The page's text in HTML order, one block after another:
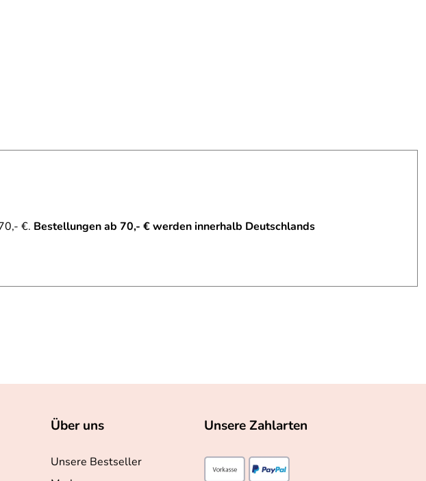
€. Bestellungen ab 70,- € werden innerhalb Deutschlands
Über uns
Unsere Bestseller
Unsere Zahlarten